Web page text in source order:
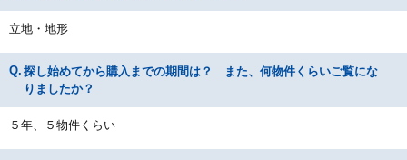
立地・地形
探し始めてから購入までの期間は？ また、何物件くらいご覧にな
りましたか？
５年、５物件くらい